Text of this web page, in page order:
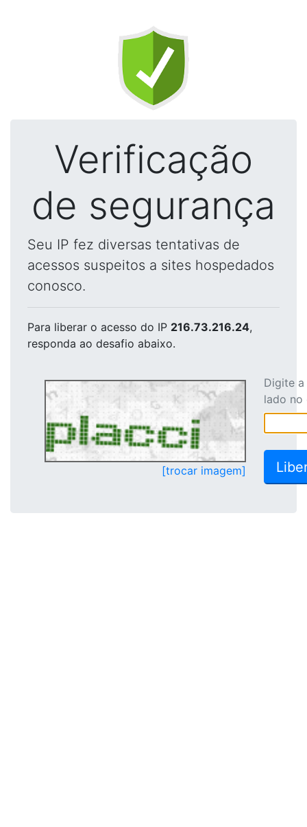
Verificação
de segurança
Seu IP fez diversas tentativas de
acessos suspeitos a sites hospedados
conosco.
Para liberar o acesso do IP 216.73.216.24,
responda ao desafio abaixo.
[trocar imagem]
Digite
lado no